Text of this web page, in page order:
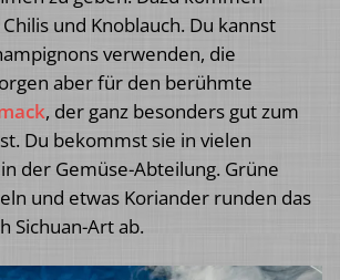
und Knoblauch. Du kannst
verwenden, die
aber für den berühmte
, der ganz besonders gut zum
Du bekommst sie in vielen
der Gemüse-Abteilung. Grüne
und etwas Koriander runden das
Sichuan-Art ab.